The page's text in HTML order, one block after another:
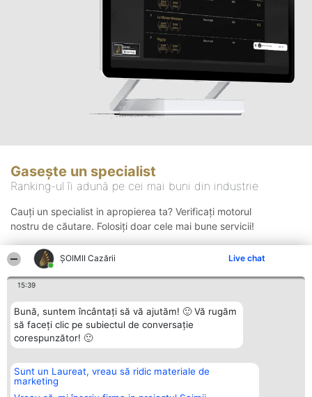
ȘOIMII Cazării Live chat
15:39
Bună, suntem încântați să vă ajutăm! 🙂 Vă rugăm
să faceți clic pe subiectul de conversație
corespunzător! 🙂
Sunt un Laureat, vreau să ridic materiale de
marketing
Gasește un specialist
Ranking-ul îi adună pe cei mai buni din industrie
Cauți un specialist in apropierea ta? Verificați motorul
nostru de căutare. Folosiți doar cele mai bune servicii!
Organizator Ranking
BRIGHT SOLUTIONS BR SRL
Aleea Timisul De Sus 2 Bl. A30
Plebiscyt
Lista Tuturor
Contact